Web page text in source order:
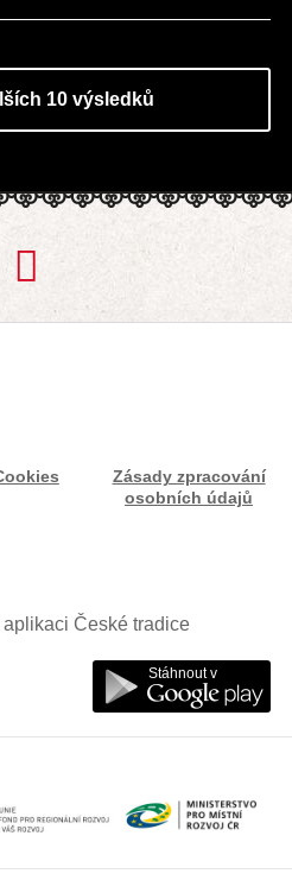
10 výsledků
Zásady zpracování
osobních údajů
České tradice
Stáhnout v